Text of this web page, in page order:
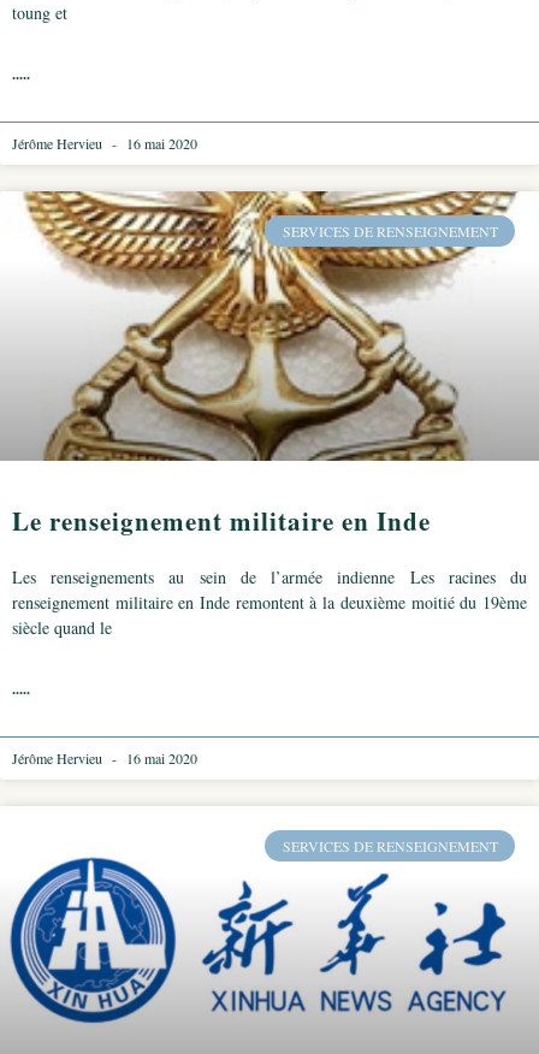
toung et
.....
Jérôme Hervieu 16 mai 2020
SERVICES DE RENSEIGNEMENT
Le renseignement militaire en Inde
Les renseignements au sein de l’armée indienne Les racines du
renseignement militaire en Inde remontent à la deuxième moitié du 19ème
siècle quand le
.....
Jérôme Hervieu 16 mai 2020
SERVICES DE RENSEIGNEMENT